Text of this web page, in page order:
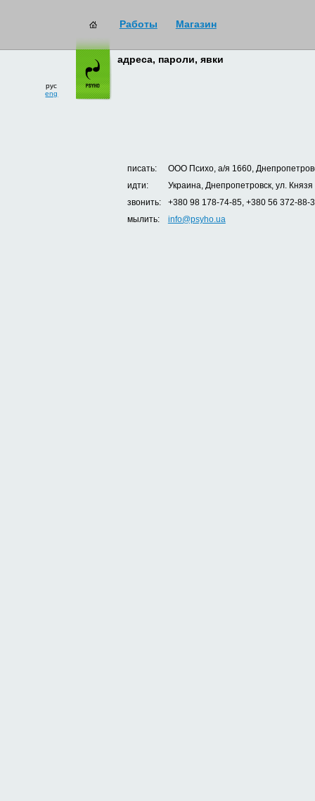
Работы Магазин
рус
eng
адреса, пароли, явки
писать:
ООО Психо, а/я 1660,
идти:
Украина, Днепропетровск, ул.
звонить:
+380 98 178-74-85, +380 56 372-88-
мылить:
info@psyho.ua